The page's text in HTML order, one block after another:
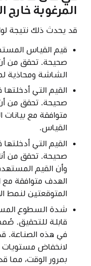
المرغوبة
قد يحدث ذلك نتيجة
قيم القياس
صحيحة. تحقق من
الشاشة ومحاذية
القيم التي
صحيحة. تحقق من أن
متوافقة مع بيانات
القياس.
القيم التي
صحيحة. تحقق من
وأن القيم
الهدف متوافقة
المتوقعتين لنمط
شدة السطوع
في هذه الصناعة.
لانخفاض
بمرور الوقت،